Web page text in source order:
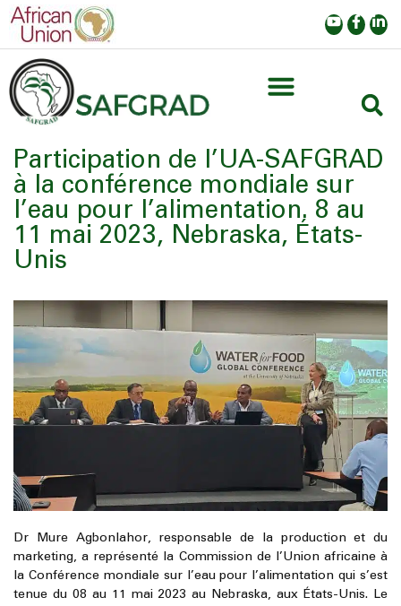
Participation de l’UA-SAFGRAD
à la conférence mondiale sur
l’eau pour l’alimentation. 8 au
11 mai 2023, Nebraska, États-
Unis
Dr Mure Agbonlahor, responsable de la production et du
marketing, a représenté la Commission de l’Union africaine à
la Conférence mondiale sur l’eau pour l’alimentation qui s’est
tenue du 08 au 11 mai 2023 au Nebraska, aux États-Unis. Le